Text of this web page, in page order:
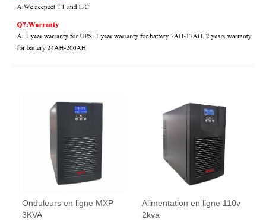
Onduleurs en ligne MXP
3KVA
Alimentation en ligne 110v
2kva